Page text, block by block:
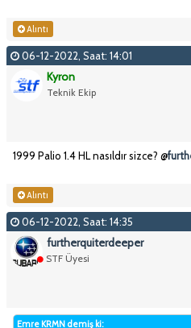
Alıntı
06-12-2022, Saat: 14:01
Kyron
Teknik Ekip
1999 Palio 1.4 HL nasıldır sizce? @
Alıntı
06-12-2022, Saat: 14:35
furtherquiterdeeper
STF Üyesi
Emre KRMN demiş ki: